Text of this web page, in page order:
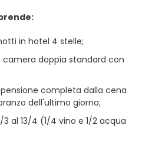
in hotel 4 stelle;
camera doppia standard con
completa dalla cena
dell'ultimo giorno;
al 13/4 (1/4 vino e 1/2 acqua